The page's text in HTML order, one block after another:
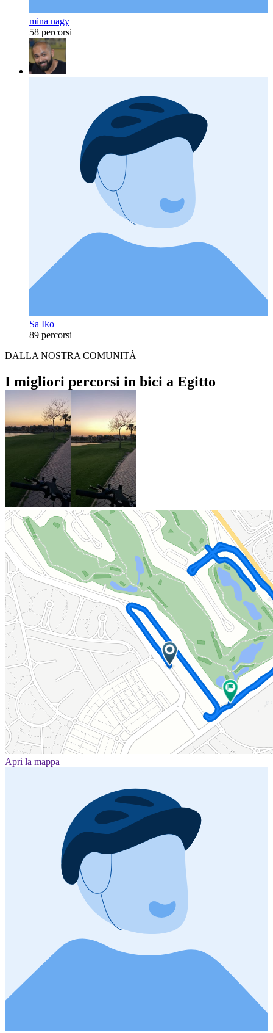
mina nagy
58 percorsi
Sa Iko
89 percorsi
DALLA NOSTRA COMUNITÀ
I migliori percorsi in bici a Egitto
Apri la mappa